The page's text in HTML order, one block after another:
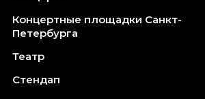
Концертные площадки Санкт-
Петербурга
Театр
Стендап